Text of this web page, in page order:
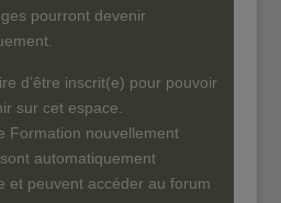
pourront devenir
d’être inscrit(e) pour pouvoir
sur cet espace.
Formation nouvellement
automatiquement
et peuvent accéder au forum